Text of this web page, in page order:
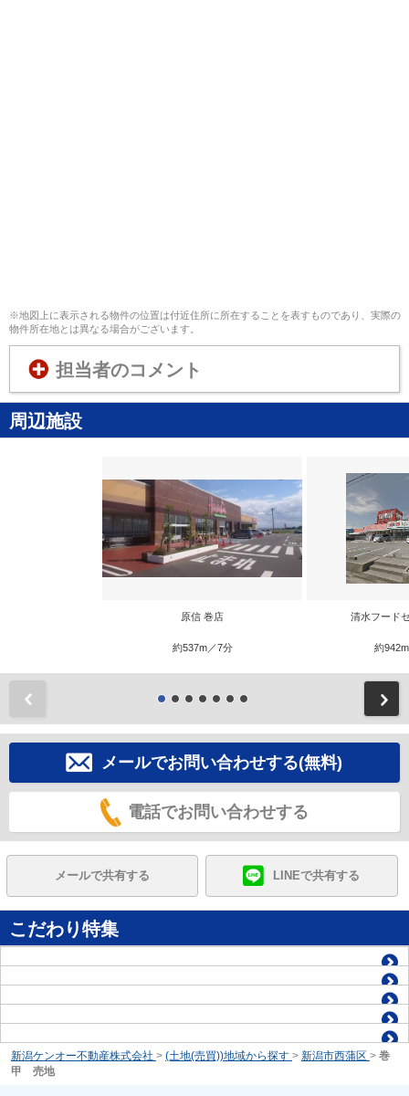
※地図上に表示される物件の位置は付近住所に所在することを表すものであり、実際の
物件所在地とは異なる場合がございます。
担当者のコメント
周辺施設
原信 巻店
約537m／7分
清水フード
約
メールでお問い合わせする(無料)
電話でお問い合わせする
メールで共有する LINEで共有する
こだわり特集
新潟ケンオー不動産株式会社 > (土地(売買))地域から探す > 新潟市西蒲区 > 巻
甲 売地